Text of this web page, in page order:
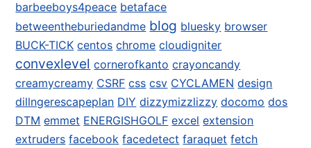
barbeeboys4peace betaface
betweentheburiedandme blog bluesky browser
BUCK-TICK centos chrome cloudigniter
convexlevel cornerofkanto crayoncandy
creamycreamy CSRF css csv CYCLAMEN design
dillngerescapeplan DIY dizzymizzlizzy docomo dos
DTM emmet ENERGISHGOLF excel extension
extruders facebook facedetect faraquet fetch